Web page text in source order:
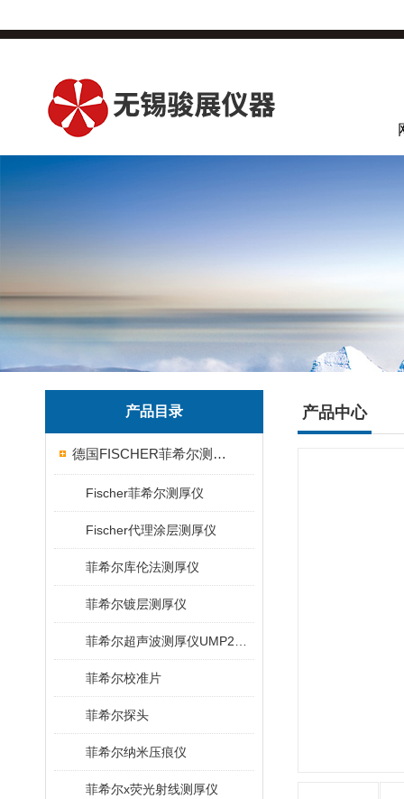
产品目录
德国FISCHER菲希尔测厚仪
Fischer菲希尔测厚仪
Fischer代理涂层测厚仪
菲希尔库伦法测厚仪
菲希尔镀层测厚仪
菲希尔校准片
菲希尔探头
菲希尔纳米压痕仪
菲希尔x荧光射线测厚仪
产品中心